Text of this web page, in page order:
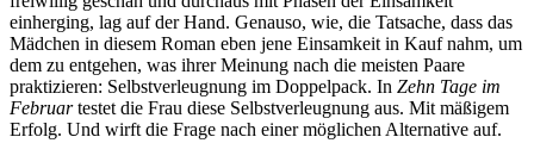
einherging, lag auf der Hand. Genauso, wie, die Tatsache, dass das
Mädchen in diesem Roman eben jene Einsamkeit in Kauf nahm, um
dem zu entgehen, was ihrer Meinung nach die meisten Paare
praktizieren: Selbstverleugnung im Doppelpack. In Zehn Tage im
Februartestet die Frau diese Selbstverleugnung aus. Mit mäßigem
Erfolg. Und wirft die Frage nach einer möglichen Alternative auf.